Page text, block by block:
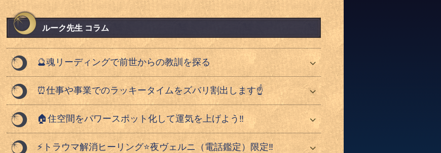
ルーク先生 コラム
🔮魂リーディングで前世からの教訓を探る
⏰仕事や事業でのラッキータイムをズバリ割出します☝️
🏠住空間をパワースポット化して運気を上げよう‼️
⚡️トラウマ解消ヒーリング⭐️夜ヴェルニ（電話鑑定）限定‼️